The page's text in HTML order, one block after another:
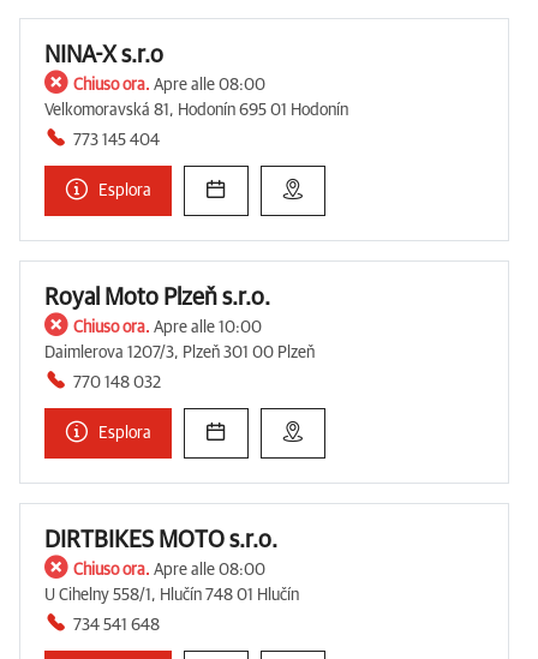
NINA-X s.r.o
Chiuso ora. Apre alle 08:00
Velkomoravská 81, Hodonín 695 01 Hodonín
773 145 404
Esplora
Royal Moto Plzeň s.r.o.
Chiuso ora. Apre alle 10:00
Daimlerova 1207/3, Plzeň 301 00 Plzeň
770 148 032
Esplora
DIRTBIKES MOTO s.r.o.
Chiuso ora. Apre alle 08:00
U Cihelny 558/1, Hlučín 748 01 Hlučín
734 541 648